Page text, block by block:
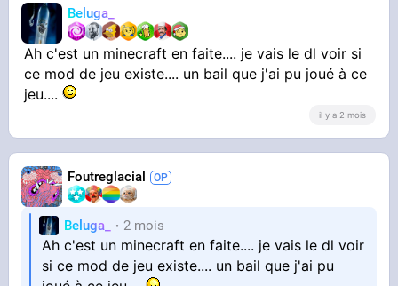
Beluga_
Ah c'est un minecraft en faite.... je vais le dl voir si
ce mod de jeu existe.... un bail que j'ai pu joué à ce
jeu....
il y a 2 mois
Foutreglacial
Beluga_ 2 mois
Ah c'est un minecraft en faite.... je vais le dl voir
si ce mod de jeu existe.... un bail que j'ai pu